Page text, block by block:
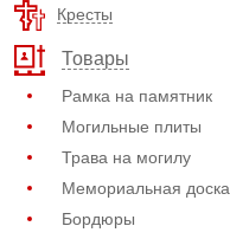
Кресты
Товары
Рамка на памятник
Могильные плиты
Трава на могилу
Мемориальная доска
Бордюры